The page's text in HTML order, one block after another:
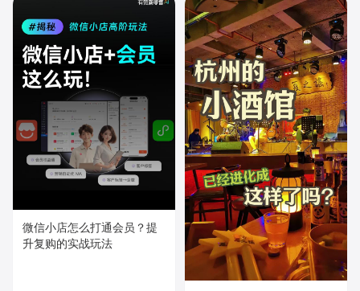
微信小店怎么打通会员？提
升复购的实战玩法